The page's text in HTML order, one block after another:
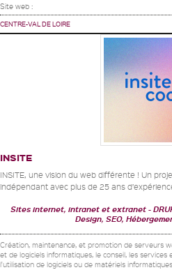
Site web :
CENTRE-VAL DE LOIRE
INSITE
INSITE, une vision du web différente ! Un
indépendant avec plus de 25 ans
Sites internet, intranet et extranet
Design, SEO,
Création, maintenance, et promotion de serveurs
et de logiciels informatiques, le conseil, les
l'utilisation de logiciels ou de matériels informatiques